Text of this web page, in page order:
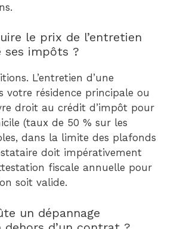
le prix de l’entretien
ses impôts ?
L’entretien d’une
votre résidence principale ou
droit au crédit d’impôt pour
(taux de 50 % sur les
dans la limite des plafonds
doit impérativement
fiscale annuelle pour
soit valide.
un dépannage